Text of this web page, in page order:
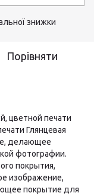
знижки
Порівняти
цветной печати
Глянцевая
делающее
фотографии.
покрытия,
изображение,
покрытие для